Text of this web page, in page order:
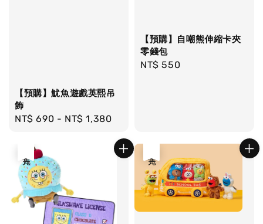
【預購】魷魚遊戲英熙吊
飾
Regular
NT$ 690 - NT$ 1,380
【預購】自嘲熊伸縮卡夾
零錢包
Regular
NT$ 550